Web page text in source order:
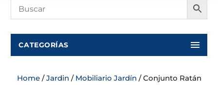
CATEGORÍAS
Home/Jardin / Mobiliario Jardín / Conjunto Ratán